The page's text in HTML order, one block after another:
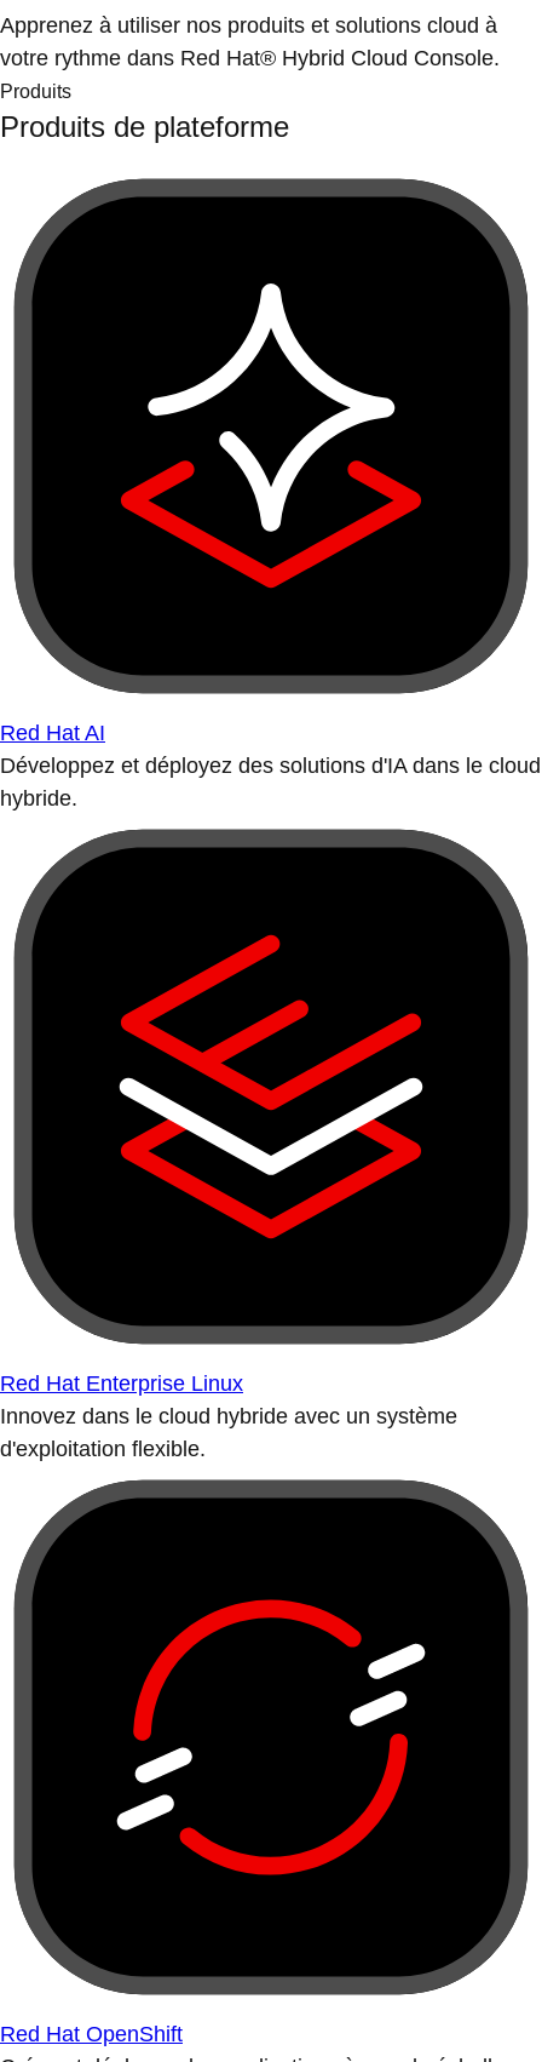
Apprenez à utiliser nos produits et solutions cloud à
votre rythme dans Red Hat® Hybrid Cloud Console.
Produits
Produits de plateforme
Red Hat AI
Développez et déployez des solutions d'IA dans le cloud
hybride.
Red Hat Enterprise Linux
Innovez dans le cloud hybride avec un système
d'exploitation flexible.
Red Hat OpenShift